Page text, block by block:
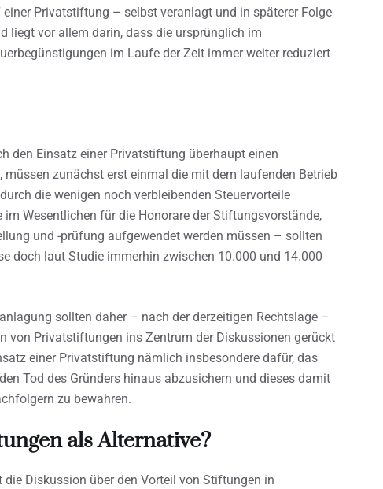
Privatstiftung – selbst veranlagt und in späterer Folge
liegt vor allem darin, dass die ursprünglich im
im Laufe der Zeit immer weiter reduziert
den Einsatz einer Privatstiftung überhaupt einen
müssen zunächst erst einmal die mit dem laufenden Betrieb
die wenigen noch verbleibenden Steuervorteile
Wesentlichen für die Honorare der Stiftungsvorstände,
und -prüfung aufgewendet werden müssen – sollten
doch laut Studie immerhin zwischen 10.000 und 14.000
sollten daher – nach der derzeitigen Rechtslage –
von Privatstiftungen ins Zentrum der Diskussionen gerückt
einer Privatstiftung nämlich insbesondere dafür, das
Tod des Gründers hinaus abzusichern und dieses damit
zu bewahren.
als Alternative?
Diskussion über den Vorteil von Stiftungen in